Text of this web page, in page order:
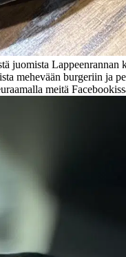
juomista
mehevään burgeriin ja
meitä